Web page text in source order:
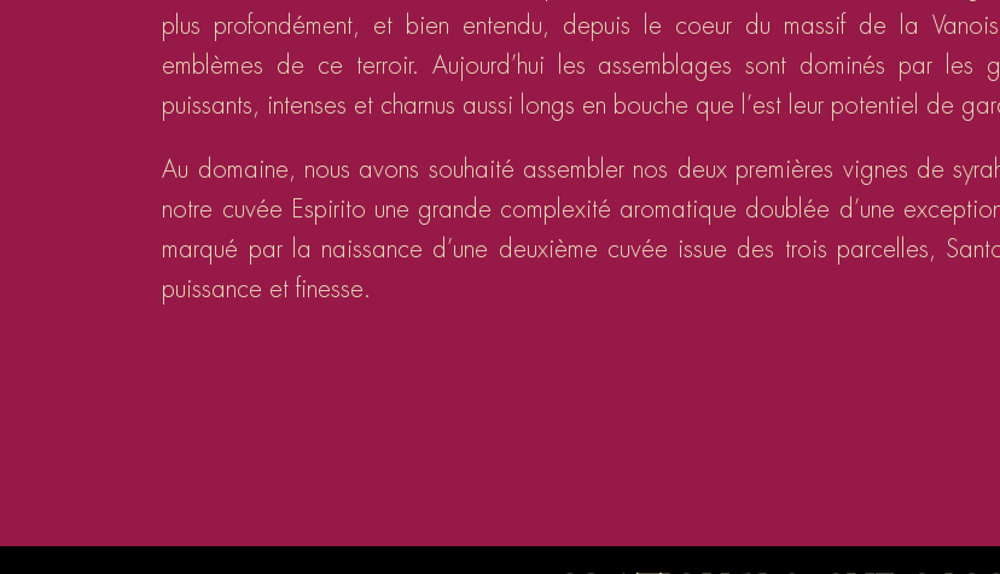
plus profondément, et bien entendu, depuis le coeur du massif de la
emblèmes de ce terroir. Aujourd’hui les assemblages sont dominés par les
puissants, intenses et charnus aussi longs en bouche que l’est leur potentiel de
Au domaine, nous avons souhaité assembler nos deux premières vignes de
notre cuvée Espirito une grande complexité aromatique doublée d’une
marqué par la naissance d’une deuxième cuvée issue des trois parcelles,
puissance et finesse.